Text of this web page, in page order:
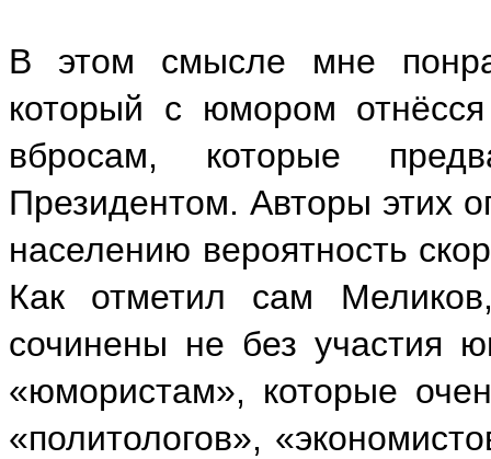
В этом смысле мне
который с юмором
вбросам, которые
Президентом. Авторы этих
населению вероятность
Как отметил сам
сочинены не без участия
«юмористам», которые
«политологов»,